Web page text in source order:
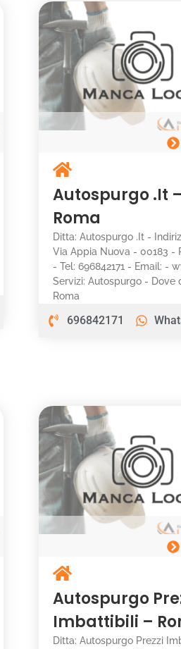
Autospurgo .It –
Roma
Ditta: Autospurgo .It -
Via Appia Nuova - 00183 -
- Tel: 696842171 - Email: -
Servizi: Autospurgo - Dove
Roma
696842171
Autospurgo
Imbattibili –
Ditta: Autospurgo Prezzi